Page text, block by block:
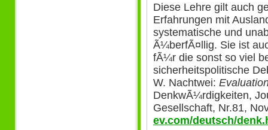
Diese Lehre gilt auch
Erfahrungen mit
systematische und
Ã¼berfÃ¤llig. Sie ist
fÃ¼r die sonst so viel
sicherheitspolitische
W. Nachtwei:
DenkwÃ¼rdigkeiten,
Gesellschaft, Nr.81,
ev.com/deutsch/